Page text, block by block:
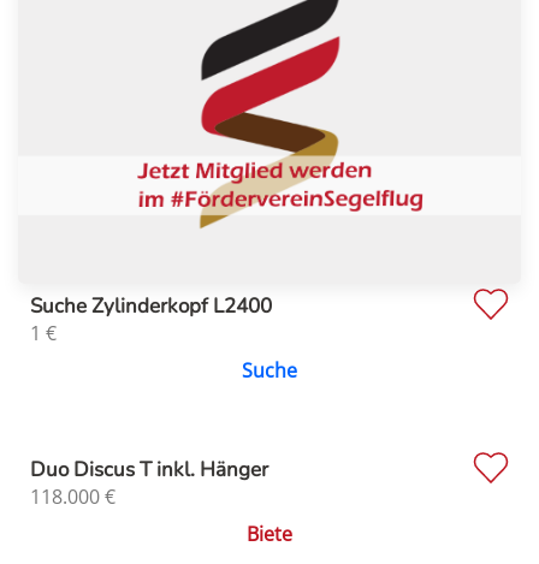
Suche Zylinderkopf L2400
1 €
Suche
Duo Discus T inkl. Hänger
118.000€
Biete